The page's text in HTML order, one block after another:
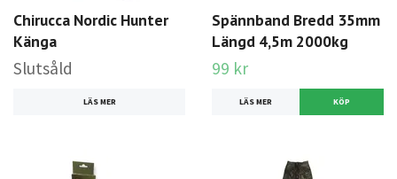
Chirucca Nordic Hunter
Känga
Slutsåld
LÄS MER
Spännband Bredd 35mm
Längd 4,5m 2000kg
99 kr
LÄS MER